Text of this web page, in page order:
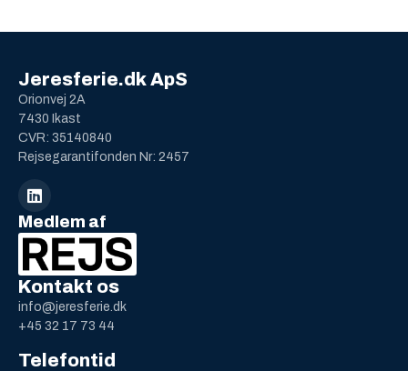
Jeresferie.dk ApS
Orionvej 2A
7430 Ikast
CVR: 35140840
Rejsegarantifonden Nr: 2457
Medlem af
Kontakt os
info@jeresferie.dk
+45 32 17 73 44
Telefontid